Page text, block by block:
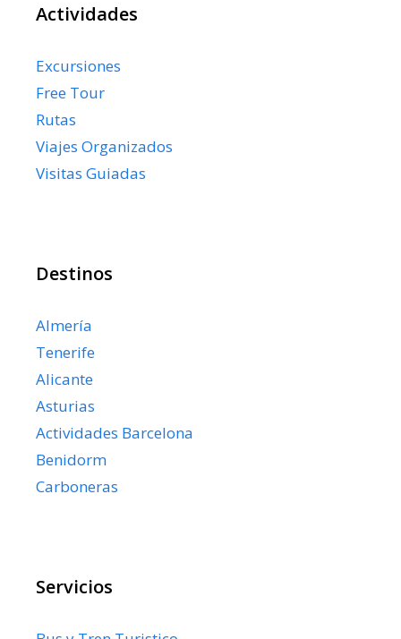
Actividades
Excursiones
Free Tour
Rutas
Viajes Organizados
Visitas Guiadas
Destinos
Almería
Tenerife
Alicante
Asturias
Actividades Barcelona
Benidorm
Carboneras
Servicios